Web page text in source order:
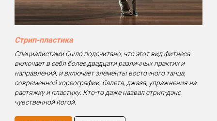
Стрип-пластика
Специалистами было подсчитано, что этот вид фитнеса
включает в себя более двадцати различных практик и
направлений, и включает элементы восточного танца,
современной хореографии, балета, джаза, упражнения на
растяжку и пластику. Кто-то даже назвал стрип-дэнс
чувственной йогой.